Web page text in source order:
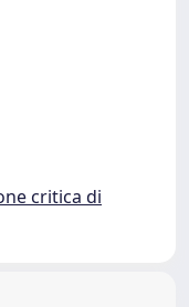
critica di